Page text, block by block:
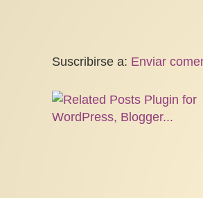
Suscribirse a: Enviar